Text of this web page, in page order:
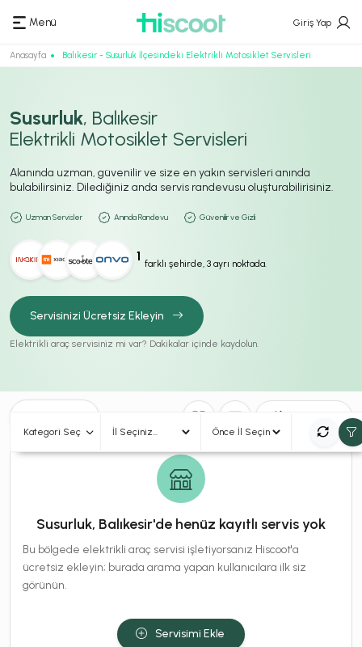
Menü Giriş Yap
Anasayfa Balıkesir - Susurluk İlçesindeki Elektrikli Motosiklet Servisleri
Susurluk, Balıkesir
Elektrikli Motosiklet Servisleri
Alanında uzman, güvenilir ve size en yakın servisleri anında
bulabilirsiniz. Dilediğiniz anda servis randevusu oluşturabilirisiniz.
Uzman Servisler Anında Randevu Güvenilir ve Gizli
1 farklı şehirde, 3 ayrı noktada.
Servisinizi Ücretsiz Ekleyin
Elektrikli araç servisiniz mi var? Dakikalar içinde kaydolun.
Kategori Seç
Susurluk, Balıkesir'de henüz kayıtlı servis yok
Bu bölgede elektrikli araç servisi işletiyorsanız Hiscoot'a
ücretsiz ekleyin; burada arama yapan kullanıcılara ilk siz
görünün.
Servisimi Ekle